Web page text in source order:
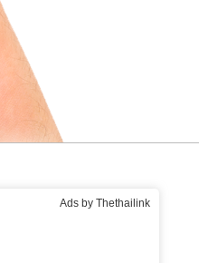
Ads by Thethailink